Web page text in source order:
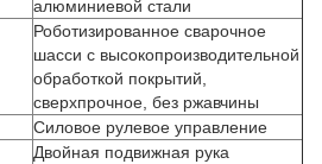
алюминиевой стали
Роботизированное сварочное
шасси с высокопроизводительной
обработкой покрытий,
сверхпрочное, без ржавчины
Силовое рулевое управление
Двойная подвижная рука